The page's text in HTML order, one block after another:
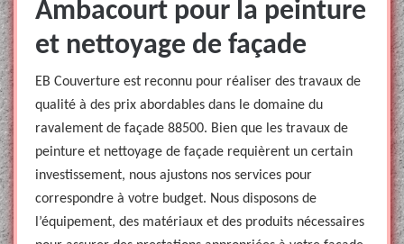
Ambacourt pour la peinture
et nettoyage de façade
EB Couverture est reconnu pour réaliser des travaux de
qualité à des prix abordables dans le domaine du
ravalement de façade 88500. Bien que les travaux de
peinture et nettoyage de façade requièrent un certain
investissement, nous ajustons nos services pour
correspondre à votre budget. Nous disposons de
l’équipement, des matériaux et des produits nécessaires